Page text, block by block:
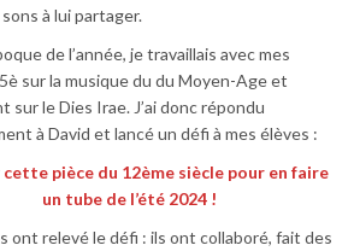
sons à lui partager.
de l’année, je travaillais avec mes
sur la musique du du Moyen-Age et
sur le Dies Irae. J’ai donc répondu
à David et lancé un défi à mes élèves :
pièce du 12ème siècle pour en faire
un tube de l’été 2024 !
ont relevé le défi : ils ont collaboré, fait des